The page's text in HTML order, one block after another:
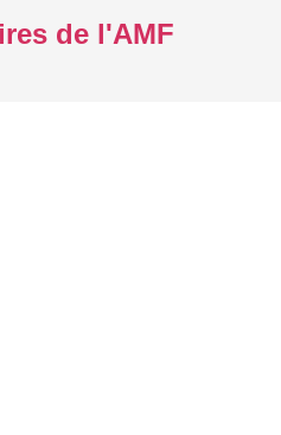
de l'AMF